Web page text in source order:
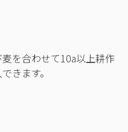
を合わせて10a以上耕作
きます。